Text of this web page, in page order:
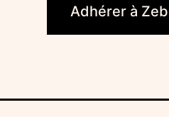
Adhérer à